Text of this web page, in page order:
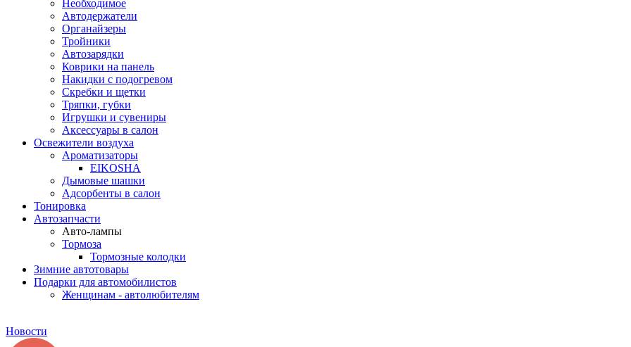
Необходимое
Автодержатели
Органайзеры
Тройники
Автозарядки
Коврики на панель
Накидки с подогревом
Скребки и щетки
Тряпки, губки
Игрушки и сувениры
Аксессуары в салон
Освежители воздуха
Ароматизаторы
EIKOSHA
Дымовые шашки
Адсорбенты в салон
Тонировка
Автозапчасти
Авто-лампы
Тормоза
Тормозные колодки
Зимние автотовары
Подарки для автомобилистов
Женщинам - автолюбителям
Новости